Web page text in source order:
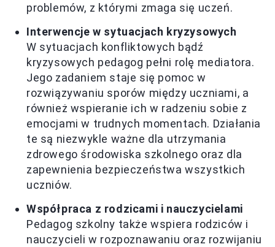
problemów, z którymi zmaga się uczeń.
Interwencje w sytuacjach kryzysowych
W sytuacjach konfliktowych bądź
kryzysowych pedagog pełni rolę mediatora.
Jego zadaniem staje się pomoc w
rozwiązywaniu sporów między uczniami, a
również wspieranie ich w radzeniu sobie z
emocjami w trudnych momentach. Działania
te są niezwykle ważne dla utrzymania
zdrowego środowiska szkolnego oraz dla
zapewnienia bezpieczeństwa wszystkich
uczniów.
Współpraca z rodzicami i nauczycielami
Pedagog szkolny także wspiera rodziców i
nauczycieli w rozpoznawaniu oraz rozwijaniu